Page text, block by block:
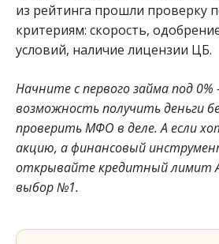
из рейтинга прошли проверку
критериям: скорость,
условий, наличие лицензии ЦБ.
Начните с первого займа под
возможность получить деньги
проверить МФО в деле. А если
акцию, а финансовый
открывайте кредитный лимит
выбор №1.